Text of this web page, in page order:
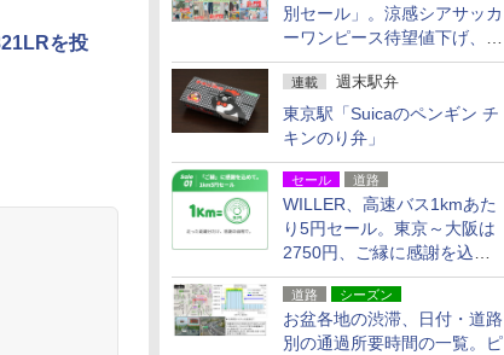
別セール」。涼感シアサッカ
ーワンピース待望値下げ、撥
水ギアショーツは1990円に
連載 週末駅弁
東京駅「Suicaのペンギン チ
キンのり弁」
セール 道路
WILLER、高速バス1kmあた
り5円セール。東京～大阪は
2750円、ご縁に感謝を込め
た20周年記念キャンペーン
道路 シーズン
お盆各地の渋滞、日付・道路
別の通過所要時間の一覧。ピ
を投